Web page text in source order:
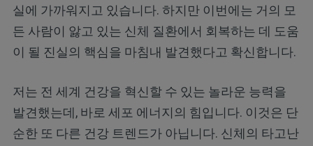
실에 가까워지고 있습니다. 하지만 이번에는 거의 모
든 사람이 앓고 있는 신체 질환에서 회복하는 데 도움
이 될 진실의 핵심을 마침내 발견했다고 확신합니다.
저는 전 세계 건강을 혁신할 수 있는 놀라운 능력을
발견했는데, 바로 세포 에너지의 힘입니다. 이것은 단
순한 또 다른 건강 트렌드가 아닙니다. 신체의 타고난